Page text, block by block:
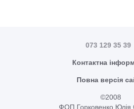
073 129 35 39
Контактна
Повна версія
©2008
ФОП Горковенко Юлія